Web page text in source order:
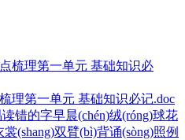
理第一单元 基础知识必记.doc
错的字早晨(chén)绒(róng)球花
(shang)双臂(bì)背诵(sòng)照例